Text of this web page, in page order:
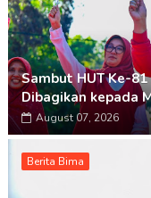
Sambut HUT Ke-
Dibagikan kepada
August 07, 2026
Berita Bima